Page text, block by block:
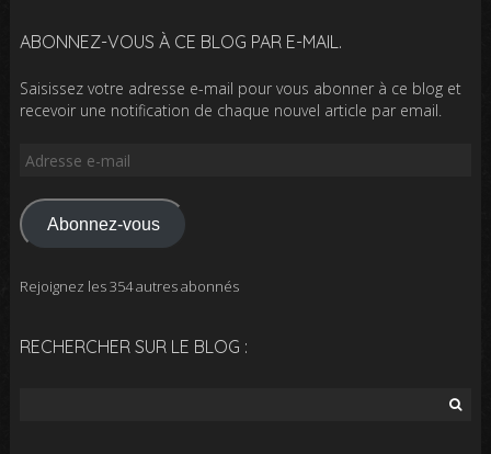
ABONNEZ-VOUS À CE BLOG PAR E-MAIL.
Saisissez votre adresse e-mail pour vous abonner à ce blog et
recevoir une notification de chaque nouvel article par email.
Adresse
mail
Abonnez-vous
Rejoignez les 354 autres abonnés
RECHERCHER SUR LE BLOG :